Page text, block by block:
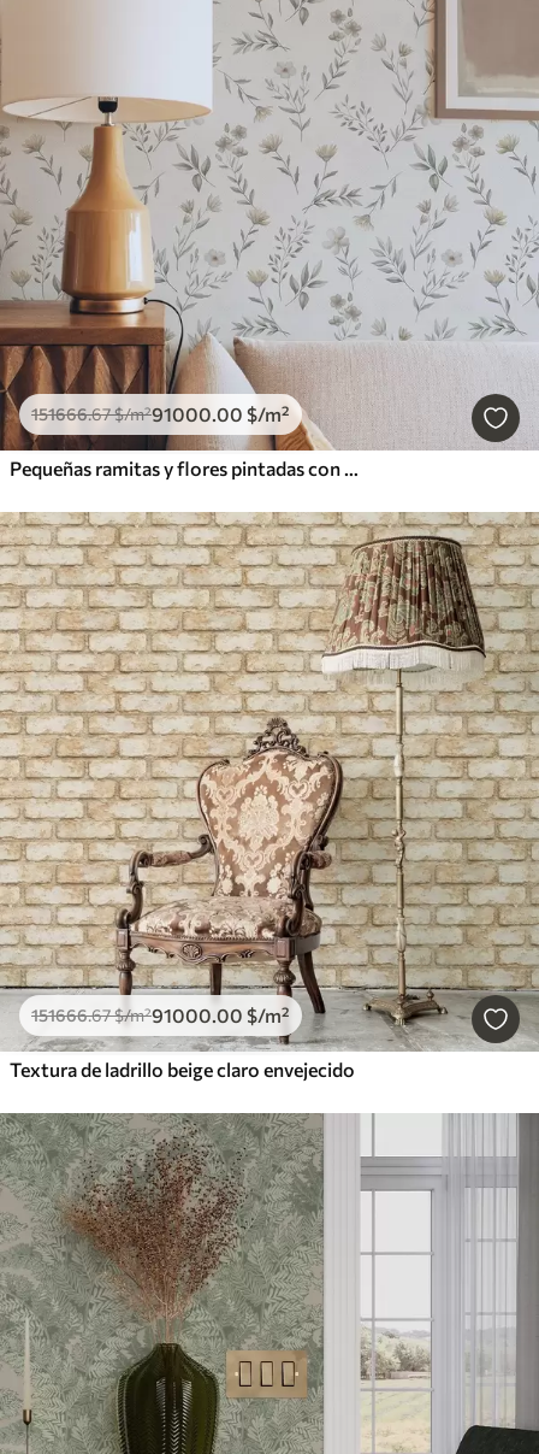
151666.67$/m²91000.00 $/m²
Pequeñas ramitas y flores pintadas con acuarela sobre un fondo claro
151666.67$/m²91000.00 $/m²
Textura de ladrillo beige claro envejecido